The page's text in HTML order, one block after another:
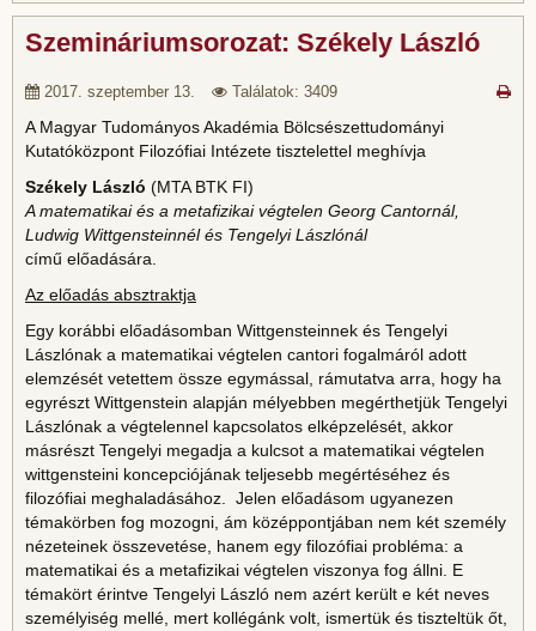
Szemináriumsorozat: Székely László
2017. szeptember 13. Találatok: 3409
A Magyar Tudományos Akadémia Bölcsészettudományi
Kutatóközpont Filozófiai Intézete tisztelettel meghívja
Székely László (MTA BTK FI)
A matematikai és a metafizikai végtelen Georg Cantornál,
Ludwig Wittgensteinnél és Tengelyi Lászlónál
című előadására.
Az előadás absztraktja
Egy korábbi előadásomban Wittgensteinnek és Tengelyi
Lászlónak a matematikai végtelen cantori fogalmáról adott
elemzését vetettem össze egymással, rámutatva arra, hogy ha
egyrészt Wittgenstein alapján mélyebben megérthetjük Tengelyi
Lászlónak a végtelennel kapcsolatos elképzelését, akkor
másrészt Tengelyi megadja a kulcsot a matematikai végtelen
wittgensteini koncepciójának teljesebb megértéséhez és
filozófiai meghaladásához. Jelen előadásom ugyanezen
témakörben fog mozogni, ám középpontjában nem két személy
nézeteinek összevetése, hanem egy filozófiai probléma: a
matematikai és a metafizikai végtelen viszonya fog állni. E
témakört érintve Tengelyi László nem azért került e két neves
személyiség mellé, mert kollégánk volt, ismertük és tiszteltük őt,